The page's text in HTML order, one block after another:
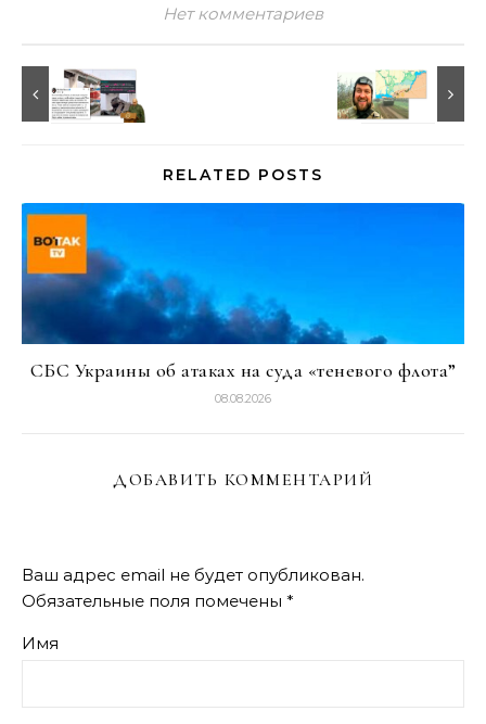
Нет комментариев
RELATED POSTS
СБС Украины об атаках на суда «теневого флота”
08.08.2026
ДОБАВИТЬ КОММЕНТАРИЙ
Ваш адрес email не будет опубликован.
Обязательные поля помечены *
Имя